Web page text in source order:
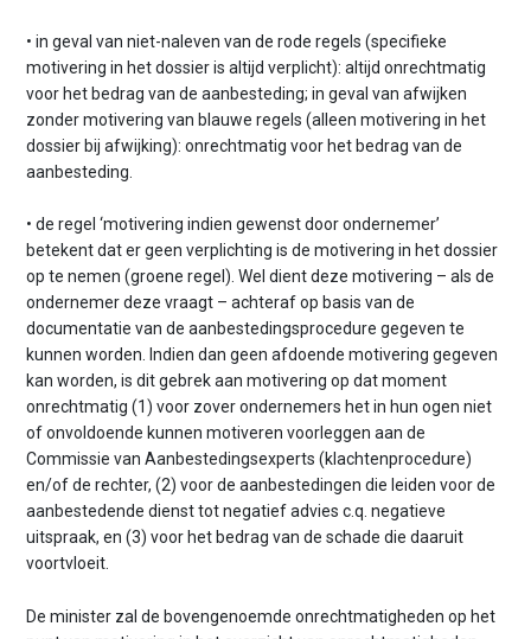
• in geval van niet-naleven van de rode regels (specifieke
motivering in het dossier is altijd verplicht): altijd onrechtmatig
voor het bedrag van de aanbesteding; in geval van afwijken
zonder motivering van blauwe regels (alleen motivering in het
dossier bij afwijking): onrechtmatig voor het bedrag van de
aanbesteding.
• de regel ‘motivering indien gewenst door ondernemer’
betekent dat er geen verplichting is de motivering in het dossier
op te nemen (groene regel). Wel dient deze motivering – als de
ondernemer deze vraagt – achteraf op basis van de
documentatie van de aanbestedingsprocedure gegeven te
kunnen worden. Indien dan geen afdoende motivering gegeven
kan worden, is dit gebrek aan motivering op dat moment
onrechtmatig (1) voor zover ondernemers het in hun ogen niet
of onvoldoende kunnen motiveren voorleggen aan de
Commissie van Aanbestedingsexperts (klachtenprocedure)
en/of de rechter, (2) voor de aanbestedingen die leiden voor de
aanbestedende dienst tot negatief advies c.q. negatieve
uitspraak, en (3) voor het bedrag van de schade die daaruit
voortvloeit.
De minister zal de bovengenoemde onrechtmatigheden op het